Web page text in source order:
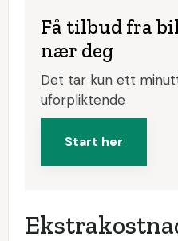
Få tilbud fra
nær deg
Det tar kun ett
uforpliktende
Start her